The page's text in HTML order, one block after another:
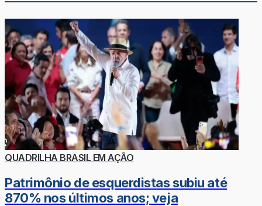
QUADRILHA BRASIL EM AÇÃO
Patrimônio de esquerdistas subiu até
870% nos últimos anos; veja